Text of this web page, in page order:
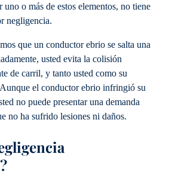
uno o más de estos elementos, no tiene
negligencia.
que un conductor ebrio se salta una
usted evita la colisión
de carril, y tanto usted como su
el conductor ebrio infringió su
no puede presentar una demanda
no ha sufrido lesiones ni daños.